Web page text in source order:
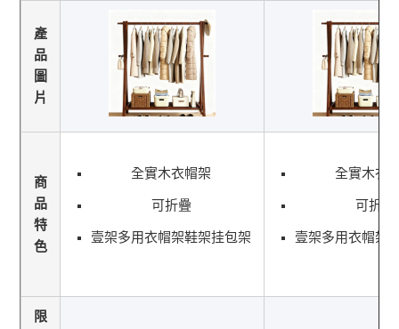
產
品
圖
片
商
品
特
色
全實木衣帽架
可折疊
壹架多用衣帽架鞋架挂包架
全實木衣
可折疊
壹架多用衣帽架
限